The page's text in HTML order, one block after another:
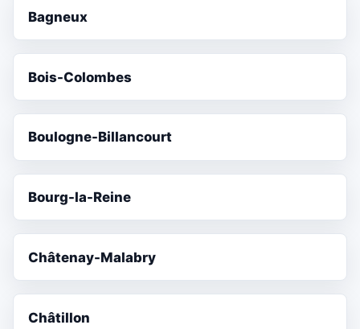
Bagneux
Bois-Colombes
Boulogne-Billancourt
Bourg-la-Reine
Châtenay-Malabry
Châtillon